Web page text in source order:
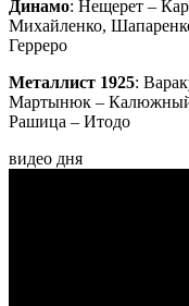
Динамо: Нещерет –
Михайленко,
Герреро
Металлист 1925:
Мартынюк – Калюжный
Рашица – Итодо
видео дня